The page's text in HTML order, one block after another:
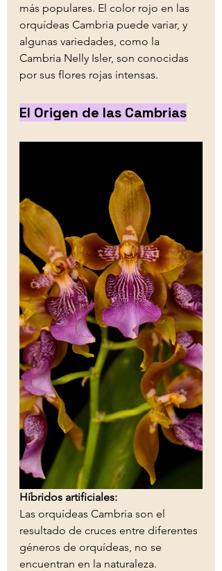
más populares. El color rojo en las
orquídeas Cambria puede variar, y
algunas variedades, como la
Cambria Nelly Isler, son conocidas
por sus flores rojas intensas.
El Origen de las Cambrias
Híbridos artificiales:
Las orquídeas Cambria son el
resultado de cruces entre diferentes
géneros de orquídeas, no se
encuentran en la naturaleza.